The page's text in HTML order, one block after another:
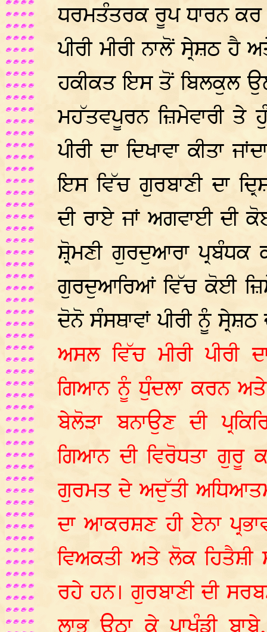
ਧਰਮਤੰਤਰਕ ਰੂਪ ਧਾਰਨ ਕਰ
ਪੀਰੀ ਮੀਰੀ ਨਾਲੋਂ ਸ੍ਰੇਸ਼ਠ
ਹਕੀਕਤ ਇਸ ਤੋਂ ਬਿਲਕੁਲ
ਮਹੱਤਵਪੂਰਨ ਜ਼ਿਮੇਵਾਰੀ
ਪੀਰੀ ਦਾ ਦਿਖਾਵਾ ਕੀਤਾ
ਇਸ ਵਿੱਚ ਗੁਰਬਾਣੀ ਦਾ
ਦੀ ਰਾਏ ਜਾਂ ਅਗਵਾਈ ਦੀ
ਸ਼੍ਰੋਮਣੀ ਗੁਰਦੁਆਰਾ
ਗੁਰਦੁਆਰਿਆਂ ਵਿੱਚ ਕੋਈ
ਦੋਨੋ ਸੰਸਥਾਵਾਂ ਪੀਰੀ ਨੂੰ
ਅਸਲ ਵਿੱਚ ਮੀਰੀ ਪੀਰੀ
ਗਿਆਨ ਨੂੰ ਧੁੰਦਲਾ ਕਰਨ
ਬੇਲੋੜਾ ਬਨਾਉਣ ਦੀ
ਗਿਆਨ ਦੀ ਵਿਰੋਧਤਾ
ਗੁਰਮਤ ਦੇ ਅਦੁੱਤੀ
ਦਾ ਆਕਰਸ਼ਣ ਹੀ ਏਨਾ
ਵਿਅਕਤੀ ਅਤੇ ਲੋਕ
ਰਹੇ ਹਨ। ਗੁਰਬਾਣੀ ਦੀ